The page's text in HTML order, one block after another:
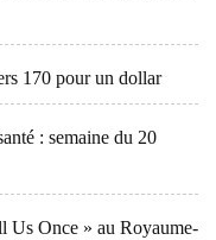
170 pour un dollar
: semaine du 20
Us Once » au Royaume-